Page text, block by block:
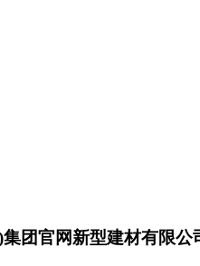
团官网新型建材有限公